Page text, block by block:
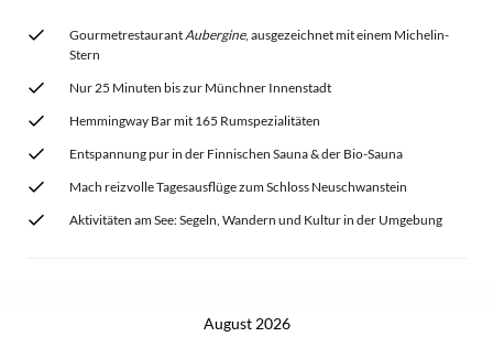
GourmetrestaurantAubergine, ausgezeichnet mit einem Michelin-
Stern
Nur 25 Minuten bis zur Münchner Innenstadt
Hemmingway Bar mit 165 Rumspezialitäten
Entspannung pur in der Finnischen Sauna & der Bio-Sauna
Mach reizvolle Tagesausflüge zum Schloss Neuschwanstein
Aktivitäten am See: Segeln, Wandern und Kultur in der Umgebung
August 2026